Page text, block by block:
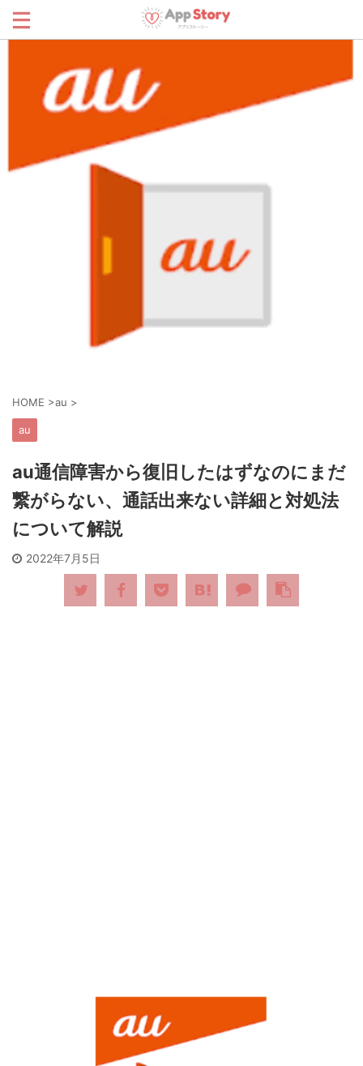
HOME >au >
au
au通信障害から復旧したはずなのにまだ
繋がらない、通話出来ない詳細と対処法
について解説
2022年7月5日